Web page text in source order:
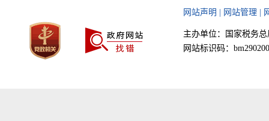
网站声明 网站管理
主办单位：国家税务总
网站标识码：